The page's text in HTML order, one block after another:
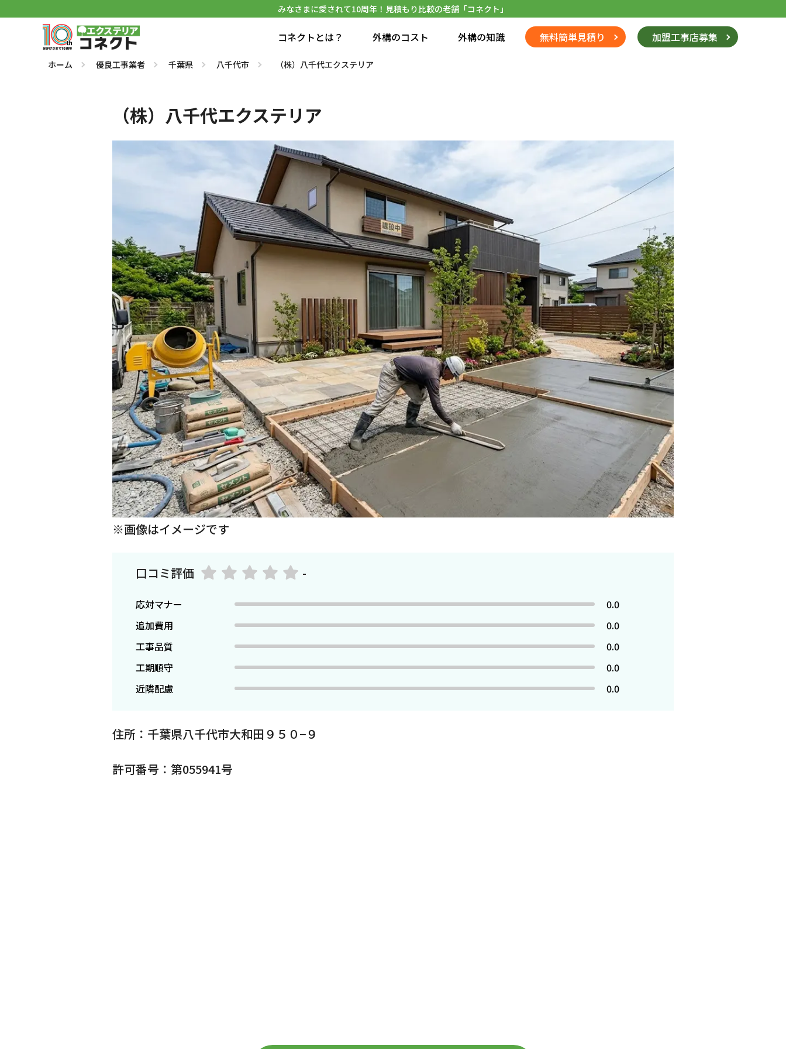
みなさまに愛されて10周年！見積もり比較の老舗「コネクト」
コネクトとは？ 外構のコスト 外構の知識 無料簡単見積り 加盟工事店募集
ホーム 優良工事業者 千葉県 八千代市 （株）八千代エクステリア
（株）八千代エクステリア
※画像はイメージです
口コミ評価 -
応対マナー
0.0
追加費用
0.0
工事品質
0.0
工期順守
0.0
近隣配慮
0.0
住所：千葉県八千代市大和田９５０−９
許可番号：第055941号